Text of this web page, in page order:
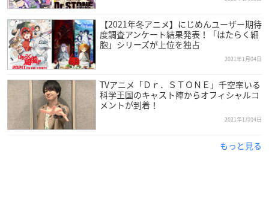
メインアニメーター：堀内博之
美術設定：青木智由紀
美術監督：吉原俊一郎
色彩設計：中尾総子
撮影監督：葛山剛士
編集：坂本久美子
音響監督：明田川仁
音楽：加藤達也・堤博明・YUKI KANESAKA
アニメーション制作：トムス・エンタテインメント
オープニングテーマ：フジファブリック「楽園」
【2021年冬アニメ】にじめんユーザー期待
度調査アンケート結果発表！「はたらく細
胞」シリーズが上位を独占
2021年1月04日
TVアニメ「Ｄｒ．ＳＴＯＮＥ」千空率いる
科学王国のキャスト陣からオフィシャルコ
メントが到着！
2021年1月04日
もっと見る